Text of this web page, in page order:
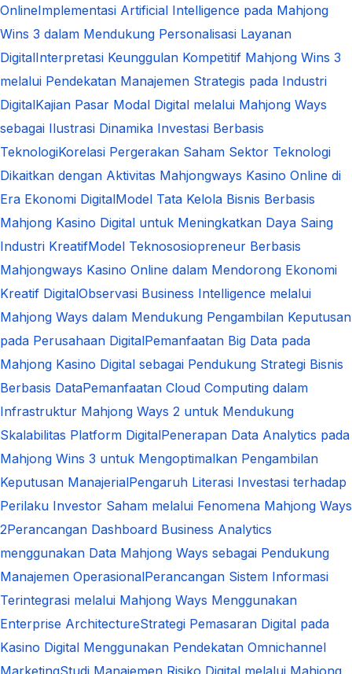
OnlineImplementasi Artificial Intelligence pada Mahjong
Wins 3 dalam Mendukung Personalisasi Layanan
DigitalInterpretasi Keunggulan Kompetitif Mahjong Wins 3
melalui Pendekatan Manajemen Strategis pada Industri
DigitalKajian Pasar Modal Digital melalui Mahjong Ways
sebagai Ilustrasi Dinamika Investasi Berbasis
TeknologiKorelasi Pergerakan Saham Sektor Teknologi
Dikaitkan dengan Aktivitas Mahjongways Kasino Online di
Era Ekonomi DigitalModel Tata Kelola Bisnis Berbasis
Mahjong Kasino Digital untuk Meningkatkan Daya Saing
Industri KreatifModel Teknososiopreneur Berbasis
Mahjongways Kasino Online dalam Mendorong Ekonomi
Kreatif DigitalObservasi Business Intelligence melalui
Mahjong Ways dalam Mendukung Pengambilan Keputusan
pada Perusahaan DigitalPemanfaatan Big Data pada
Mahjong Kasino Digital sebagai Pendukung Strategi Bisnis
Berbasis DataPemanfaatan Cloud Computing dalam
Infrastruktur Mahjong Ways 2 untuk Mendukung
Skalabilitas Platform DigitalPenerapan Data Analytics pada
Mahjong Wins 3 untuk Mengoptimalkan Pengambilan
Keputusan ManajerialPengaruh Literasi Investasi terhadap
Perilaku Investor Saham melalui Fenomena Mahjong Ways
2Perancangan Dashboard Business Analytics
menggunakan Data Mahjong Ways sebagai Pendukung
Manajemen OperasionalPerancangan Sistem Informasi
Terintegrasi melalui Mahjong Ways Menggunakan
Enterprise ArchitectureStrategi Pemasaran Digital pada
Kasino Digital Menggunakan Pendekatan Omnichannel
MarketingStudi Manajemen Risiko Digital melalui Mahjong